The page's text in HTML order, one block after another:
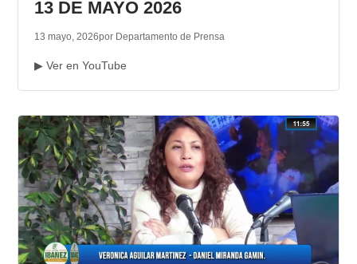
13 DE MAYO 2026
13 mayo, 2026por Departamento de Prensa
▶ Ver en YouTube